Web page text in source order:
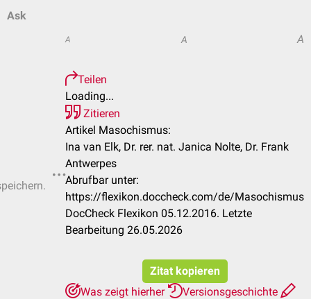
Ask
A A A
Teilen
Loading...
Zitieren
Artikel Masochismus:
Ina van Elk, Dr. rer. nat. Janica Nolte, Dr. Frank
Antwerpes
Abrufbar unter:
https://flexikon.doccheck.com/de/Masochismus
DocCheck Flexikon 05.12.2016. Letzte
Bearbeitung 26.05.2026
Zitat kopieren
Was zeigt hierher
Versionsgeschichte